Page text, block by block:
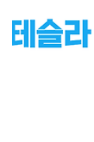
프로그램에 투입되었습니다. 이
공되며, 운행 시에는 앞좌석에 '